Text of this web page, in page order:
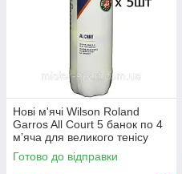
Нові м'ячі Wilson Roland
Garros All Court 5 банок по 4
мʼяча для великого тенісу
Готово до відправки